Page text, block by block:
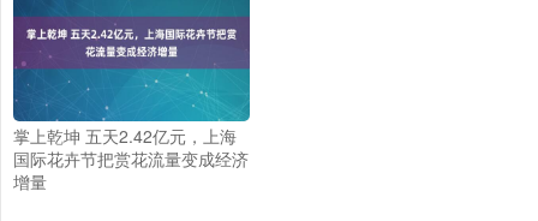
掌上乾坤 五天2.42亿元，上海
国际花卉节把赏花流量变成经济
增量